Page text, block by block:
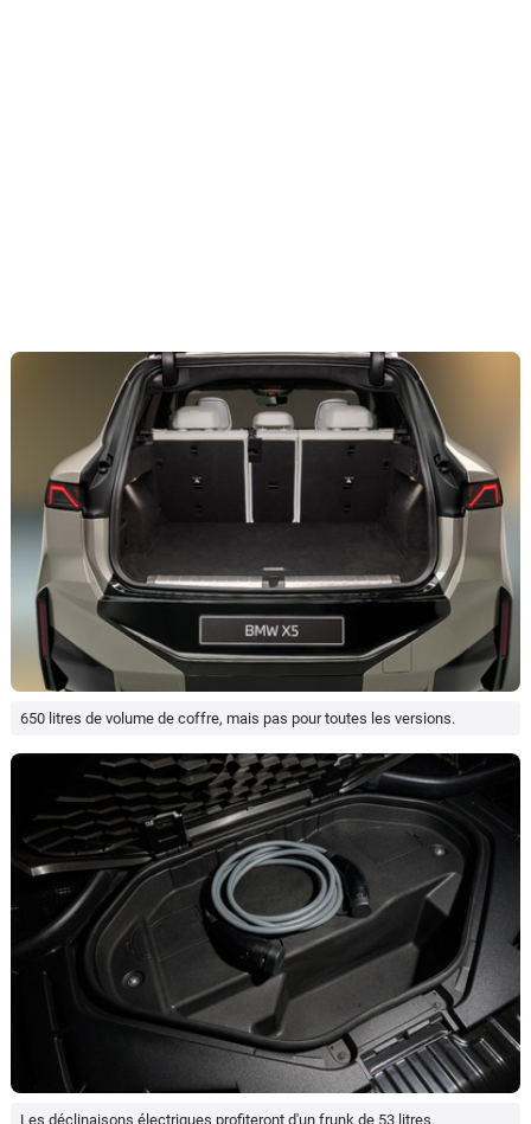
650 litres de volume de coffre, mais pas pour toutes les versions.
Les déclinaisons électriques profiteront d'un frunk de 53 litres.